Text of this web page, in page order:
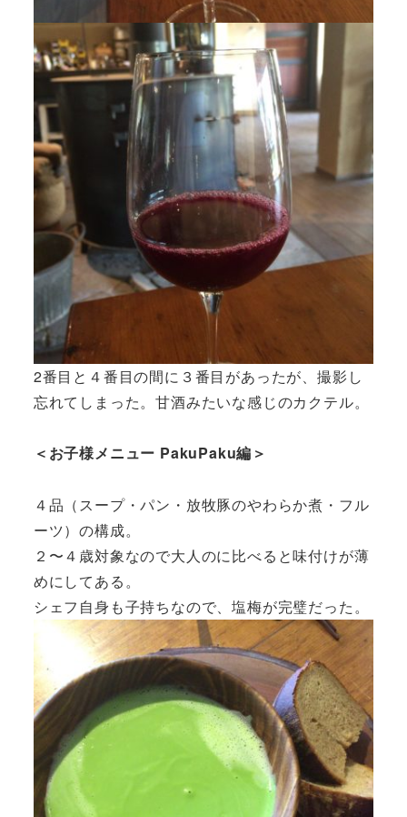
2番目と４番目の間に３番目があったが、撮影し
忘れてしまった。甘酒みたいな感じのカクテル。
＜お子様メニュー PakuPaku編＞
４品（スープ・パン・放牧豚のやわらか煮・フル
ーツ）の構成。
２〜４歳対象なので大人のに比べると味付けが薄
めにしてある。
シェフ自身も子持ちなので、塩梅が完璧だった。